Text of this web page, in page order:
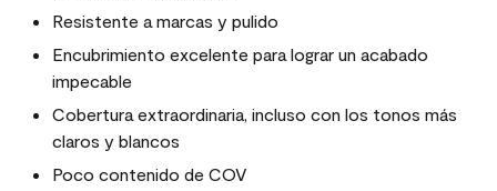
Resistente a marcas y pulido
Encubrimiento excelente para lograr un acabado
impecable
Cobertura extraordinaria, incluso con los tonos más
claros y blancos
Poco contenido de COV